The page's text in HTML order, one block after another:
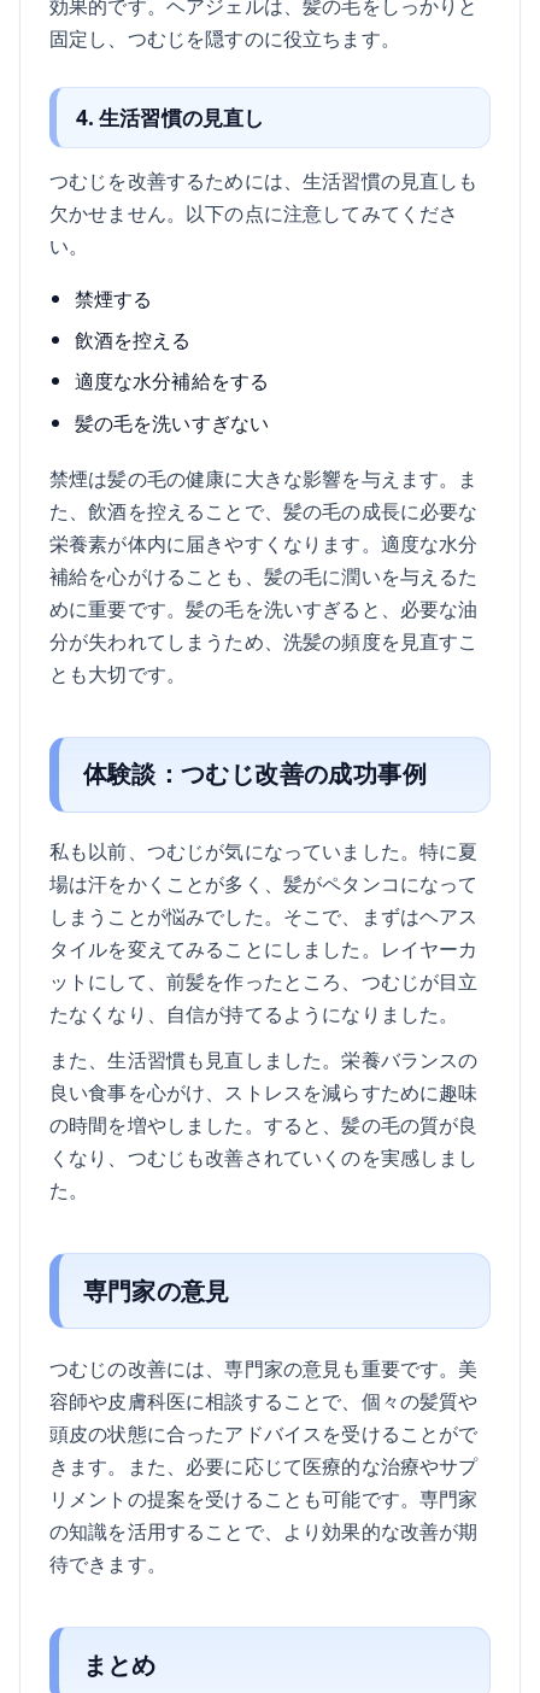
効果的です。ヘアジェルは、髪の毛をしっかりと
固定し、つむじを隠すのに役立ちます。
4. 生活習慣の見直し
つむじを改善するためには、生活習慣の見直しも
欠かせません。以下の点に注意してみてくださ
い。
禁煙する
飲酒を控える
適度な水分補給をする
髪の毛を洗いすぎない
禁煙は髪の毛の健康に大きな影響を与えます。ま
た、飲酒を控えることで、髪の毛の成長に必要な
栄養素が体内に届きやすくなります。適度な水分
補給を心がけることも、髪の毛に潤いを与えるた
めに重要です。髪の毛を洗いすぎると、必要な油
分が失われてしまうため、洗髪の頻度を見直すこ
とも大切です。
体験談：つむじ改善の成功事例
私も以前、つむじが気になっていました。特に夏
場は汗をかくことが多く、髪がペタンコになって
しまうことが悩みでした。そこで、まずはヘアス
タイルを変えてみることにしました。レイヤーカ
ットにして、前髪を作ったところ、つむじが目立
たなくなり、自信が持てるようになりました。
また、生活習慣も見直しました。栄養バランスの
良い食事を心がけ、ストレスを減らすために趣味
の時間を増やしました。すると、髪の毛の質が良
くなり、つむじも改善されていくのを実感しまし
た。
専門家の意見
つむじの改善には、専門家の意見も重要です。美
容師や皮膚科医に相談することで、個々の髪質や
頭皮の状態に合ったアドバイスを受けることがで
きます。また、必要に応じて医療的な治療やサプ
リメントの提案を受けることも可能です。専門家
の知識を活用することで、より効果的な改善が期
待できます。
まとめ